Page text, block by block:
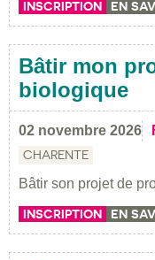
INSCRIPTION EN
Bâtir mon
biologique
02 novembre 2026
CHARENTE
Bâtir son projet de
INSCRIPTION EN